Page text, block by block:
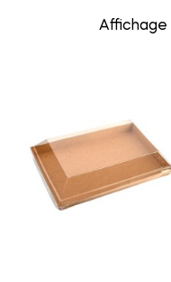
Affichage